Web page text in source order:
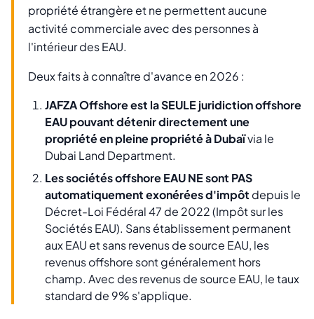
propriété étrangère et ne permettent aucune
activité commerciale avec des personnes à
l'intérieur des EAU.
Deux faits à connaître d'avance en 2026 :
JAFZA Offshore est la SEULE juridiction offshore
EAU pouvant détenir directement une
propriété en pleine propriété à Dubaïvia le
Dubai Land Department.
Les sociétés offshore EAU NE sont PAS
automatiquement exonérées d'impôt depuis le
Décret-Loi Fédéral 47 de 2022 (Impôt sur les
Sociétés EAU). Sans établissement permanent
aux EAU et sans revenus de source EAU, les
revenus offshore sont généralement hors
champ. Avec des revenus de source EAU, le taux
standard de 9% s'applique.